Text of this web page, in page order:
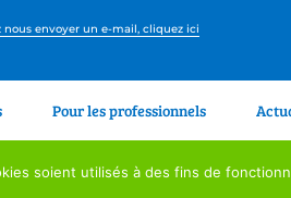
nous envoyer un e-mail, cliquez ici
Pour les professionnels
au Vendredi de 8h30 à 12h00 et de
soient utilisés à des fins de